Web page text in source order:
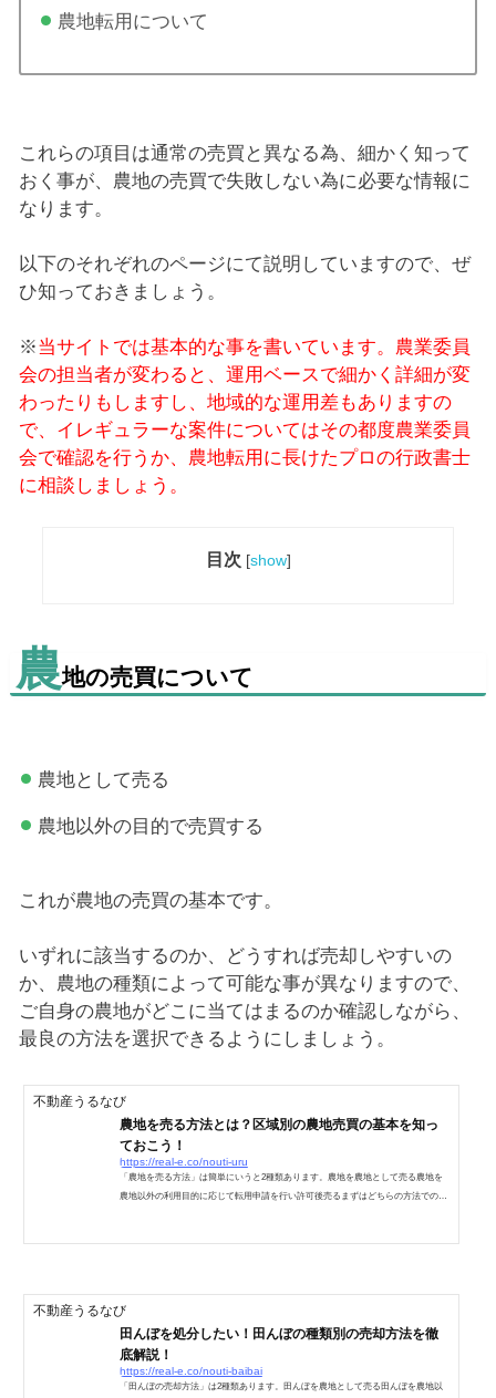
農地転用について
これらの項目は通常の売買と異なる為、細かく知って
おく事が、農地の売買で失敗しない為に必要な情報に
なります。
以下のそれぞれのページにて説明していますので、ぜ
ひ知っておきましょう。
※当サイトでは基本的な事を書いています。農業委員
会の担当者が変わると、運用ベースで細かく詳細が変
わったりもしますし、地域的な運用差もありますの
で、イレギュラーな案件についてはその都度農業委員
会で確認を行うか、農地転用に長けたプロの行政書士
に相談しましょう。
目次 [show]
農地の売買について
農地として売る
農地以外の目的で売買する
これが農地の売買の基本です。
いずれに該当するのか、どうすれば売却しやすいの
か、農地の種類によって可能な事が異なりますので、
ご自身の農地がどこに当てはまるのか確認しながら、
最良の方法を選択できるようにしましょう。
不動産うるなび
農地を売る方法とは？区域別の農地売買の基本を知っ
ておこう！
https://real-e.co/nouti-uru
「農地を売る方法」は簡単にいうと2種類あります。農地を農地として売る農地を
農地以外の利用目的に応じて転用申請を行い許可後売るまずはどちらの方法での売
不動産うるなび
田んぼを処分したい！田んぼの種類別の売却方法を徹
底解説！
https://real-e.co/nouti-baibai
「田んぼの売却方法」は2種類あります。田んぼを農地として売る田んぼを農地以